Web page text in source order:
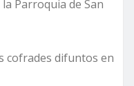
Parroquia de San
cofrades difuntos en